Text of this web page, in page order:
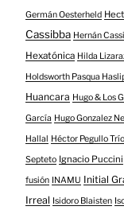
Germán Oesterheld
Cassibba Hernán
Hexatónica Hilda
Holdsworth Pasqua
Huancara Hugo & Los
García Hugo Gonzalez
Hallal Héctor Pegullo Trío
Septeto Ignacio Puccini
fusión INAMU Initial
Irreal Isidoro Blaisten